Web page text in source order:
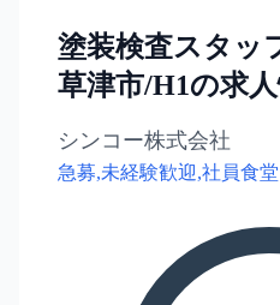
塗装検査スタッ
草津市/H1の求
シンコー株式会社
急募,未経験歓迎,社員食